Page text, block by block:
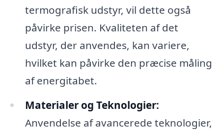
termografisk udstyr, vil dette også
påvirke prisen. Kvaliteten af det
udstyr, der anvendes, kan variere,
hvilket kan påvirke den præcise måling
af energitabet.
Materialer og Teknologier:
Anvendelse af avancerede teknologier,